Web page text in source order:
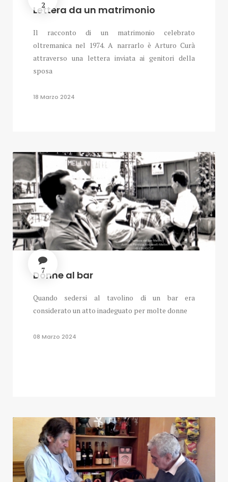
2
Lettera da un matrimonio
Il racconto di un matrimonio celebrato
oltremanica nel 1974. A narrarlo è Arturo Curà
attraverso una lettera inviata ai genitori della
sposa
18 Marzo 2024
7
Donne al bar
Quando sedersi al tavolino di un bar era
considerato un atto inadeguato per molte donne
08 Marzo 2024